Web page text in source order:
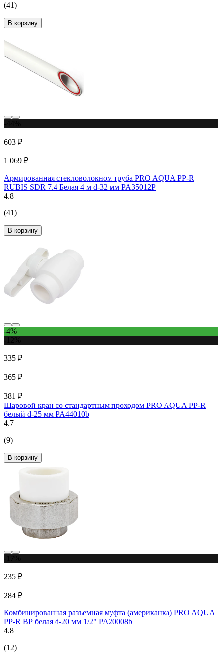
(41)
В корзину
603 ₽
1 069 ₽
Армированная стекловолокном труба PRO AQUA PP-R
RUBIS SDR 7.4 Белая 4 м d-32 мм PA35012P
4.8
(41)
В корзину
-4%
335 ₽
365 ₽
381 ₽
Шаровой кран со стандартным проходом PRO AQUA PP-R
белый d-25 мм PA44010b
4.7
(9)
В корзину
235 ₽
284 ₽
Комбинированная разъемная муфта (американка) PRO AQUA
PP-R ВР белая d-20 мм 1/2" PA20008b
4.8
(12)